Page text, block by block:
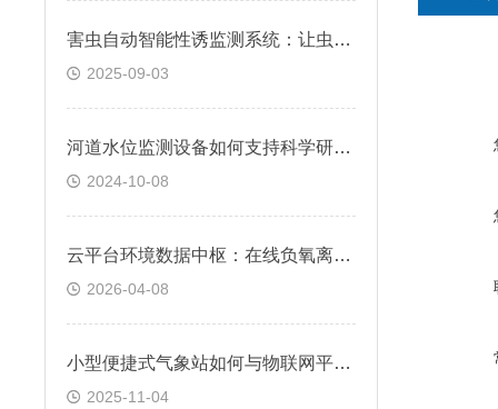
害虫自动智能性诱监测系统：让虫害监测事半功倍
2025-09-03
河道水位监测设备如何支持科学研究和政策制定？@2024顺+风+包+邮
2024-10-08
云平台环境数据中枢：在线负氧离子监测系统，远程管理实时预警
2026-04-08
小型便捷式气象站如何与物联网平台对接​
2025-11-04